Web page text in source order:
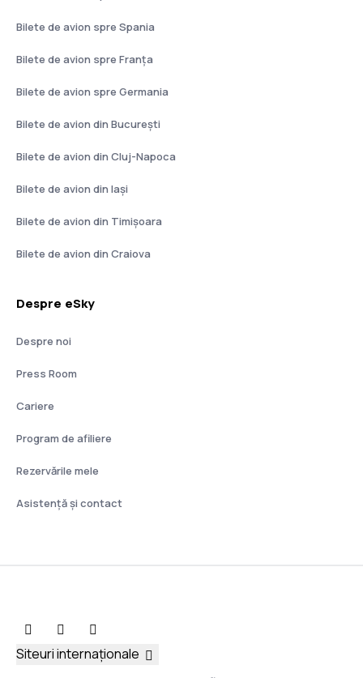
Bilete de avion spre Spania
Bilete de avion spre Franţa
Bilete de avion spre Germania
Bilete de avion din București
Bilete de avion din Cluj-Napoca
Bilete de avion din Iași
Bilete de avion din Timișoara
Bilete de avion din Craiova
Despre eSky
Despre noi
Press Room
Cariere
Program de afiliere
Rezervările mele
Asistenţă şi contact
Siteuri internaționale